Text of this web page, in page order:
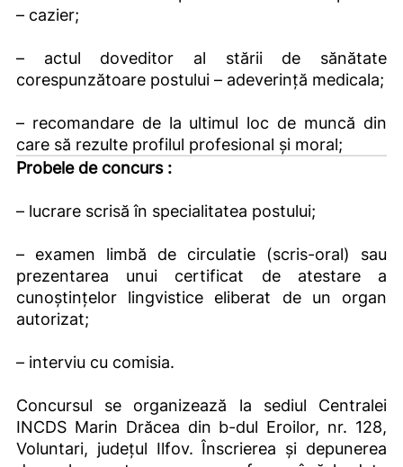
– cazier;
– actul doveditor al stării de sănătate
corespunzătoare postului – adeverinţă medicala;
– recomandare de la ultimul loc de muncă din
care să rezulte profilul profesional şi moral;
Probele de concurs :
– lucrare scrisă în specialitatea postului;
– examen limbă de circulatie (scris-oral) sau
prezentarea unui certificat de atestare a
cunoștințelor lingvistice eliberat de un organ
autorizat;
– interviu cu comisia.
Concursul se organizează la sediul Centralei
INCDS Marin Drăcea din b-dul Eroilor, nr. 128,
Voluntari, județul Ilfov. Înscrierea şi depunerea